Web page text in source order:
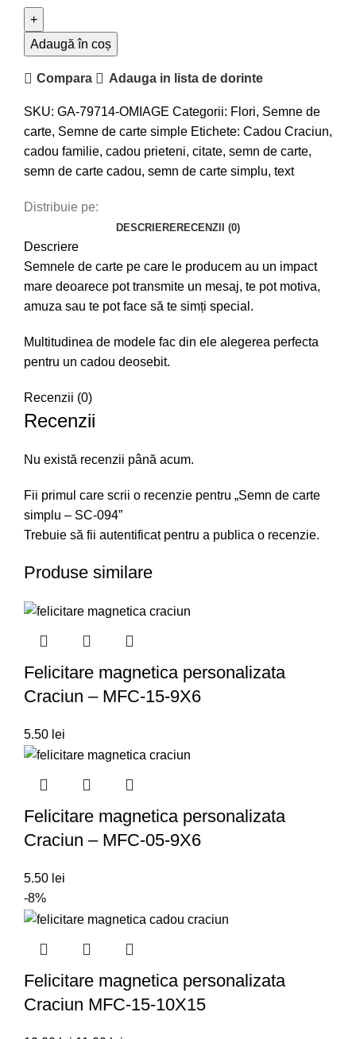
Adaugă în coș
Compara Adauga in lista de dorinte
SKU: GA-79714-OMIAGE Categorii: Flori, Semne de
carte, Semne de carte simple Etichete: Cadou Craciun,
cadou familie, cadou prieteni, citate, semn de carte,
semn de carte cadou, semn de carte simplu, text
Distribuie pe:
DESCRIERE RECENZII (0)
Descriere
Semnele de carte pe care le producem au un impact
mare deoarece pot transmite un mesaj, te pot motiva,
amuza sau te pot face să te simți special.
Multitudinea de modele fac din ele alegerea perfecta
pentru un cadou deosebit.
Recenzii (0)
Recenzii
Nu există recenzii până acum.
Fii primul care scrii o recenzie pentru „Semn de carte
simplu – SC-094”
Trebuie să fii autentificatpentru a publica o recenzie.
Produse similare
Felicitare magnetica personalizata
Craciun – MFC-15-9X6
5.50 lei
Felicitare magnetica personalizata
Craciun – MFC-05-9X6
5.50 lei
-8%
Felicitare magnetica personalizata
Craciun MFC-15-10X15